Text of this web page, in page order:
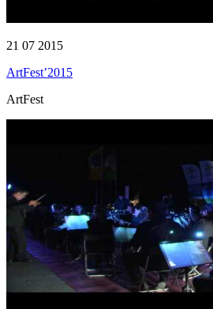
21 07 2015
ArtFest’2015
ArtFest